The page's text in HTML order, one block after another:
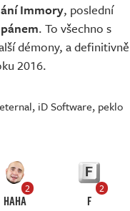
Immory, poslední
. To všechno s
démony, a definitivně
2016.
, iD Software, peklo
2
HAHA
2
F